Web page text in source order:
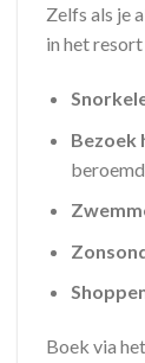
Zelfs als je
in het
Bezoek
Boek via